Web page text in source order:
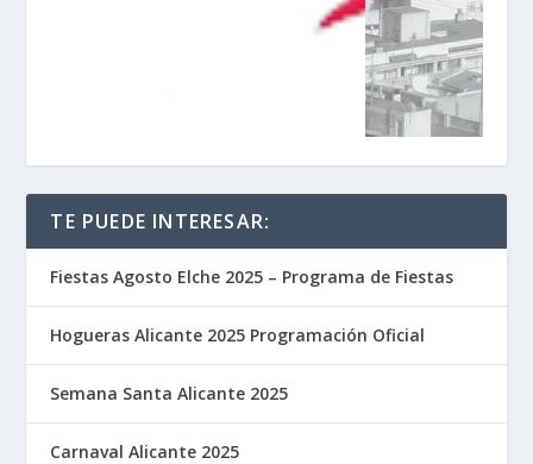
TE PUEDE INTERESAR:
Fiestas Agosto Elche 2025 – Programa de Fiestas
Hogueras Alicante 2025 Programación Oficial
Semana Santa Alicante 2025
Carnaval Alicante 2025